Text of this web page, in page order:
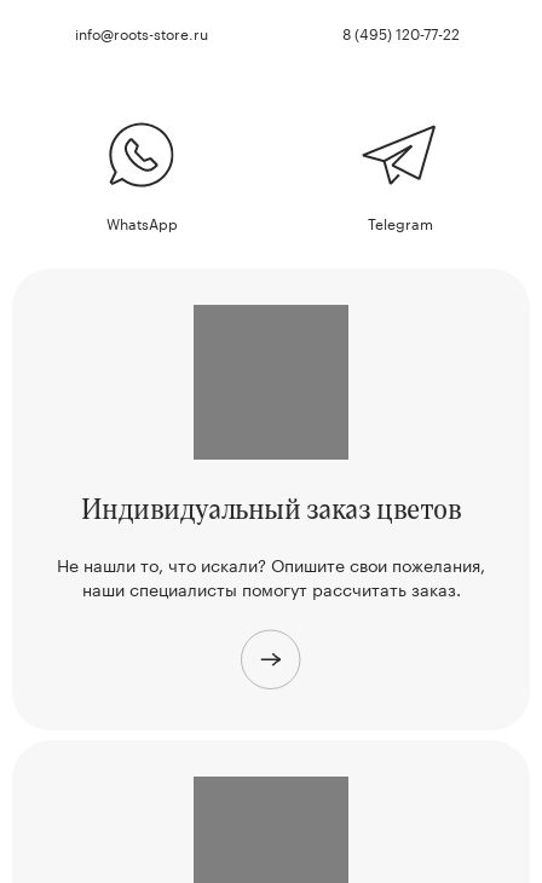
info@roots-store.ru 8 (495) 120-77-22
WhatsApp Telegram
Индивидуальныйзаказ цветов
Не нашли то, что искали? Опишите свои пожелания,
нашиспециалисты помогут рассчитать заказ.